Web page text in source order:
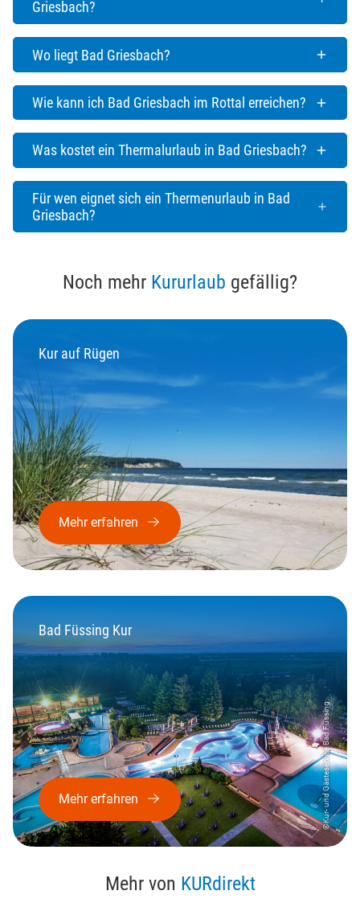
Griesbach?
Wo liegt Bad Griesbach?
Wie kann ich Bad Griesbach im Rottal erreichen?
Was kostet ein Thermalurlaub in Bad Griesbach?
Für wen eignet sich ein Thermenurlaub in Bad
Griesbach?
Noch mehr Kururlaub gefällig?
Kur auf Rügen
Mehr erfahren
Bad Füssing Kur
Mehr erfahren ©Kur- und Gästeservice Bad Füssing
Mehr von KURdirekt